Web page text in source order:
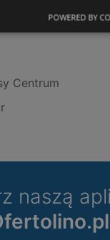
Centrum
naszą
POWERED BY